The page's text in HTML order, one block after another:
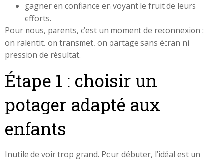
gagner en confiance en voyant le fruit de leurs
efforts.
Pour nous, parents, c’est un moment de reconnexion :
on ralentit, on transmet, on partage sans écran ni
pression de résultat.
Étape 1 : choisir un
potager adapté aux
enfants
Inutile de voir trop grand. Pour débuter, l’idéal est un